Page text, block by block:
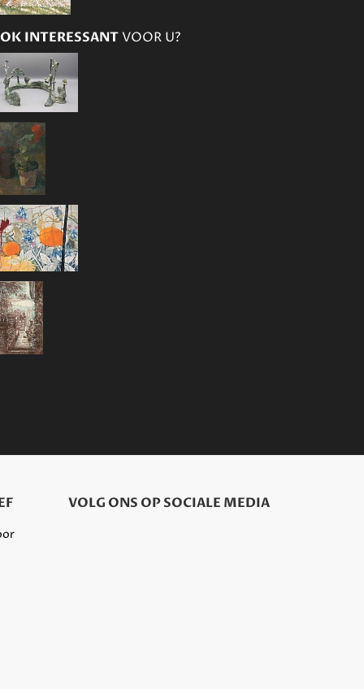
INTERESSANTVOOR U?
VOLG ONS OP SOCIALE MEDIA